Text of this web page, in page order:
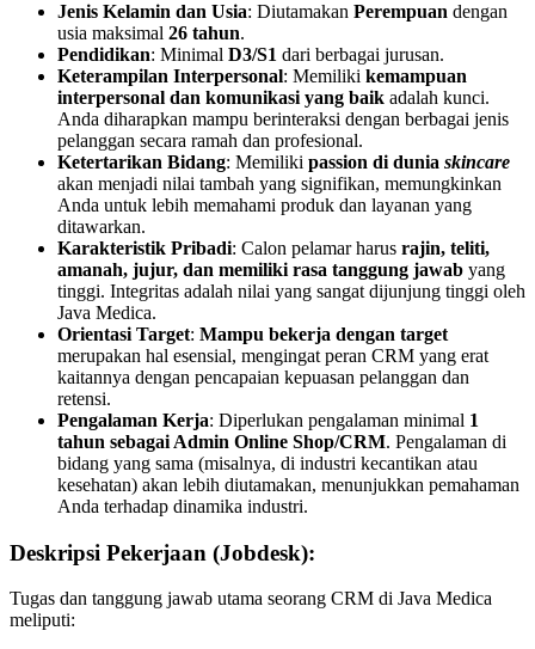
Jenis Kelamin dan Usia: Diutamakan Perempuan dengan
usia maksimal 26 tahun.
Pendidikan: Minimal D3/S1 dari berbagai jurusan.
Keterampilan Interpersonal: Memiliki kemampuan
interpersonal dan komunikasi yang baik adalah kunci.
Anda diharapkan mampu berinteraksi dengan berbagai jenis
pelanggan secara ramah dan profesional.
Ketertarikan Bidang: Memiliki passion di dunia skincare
akan menjadi nilai tambah yang signifikan, memungkinkan
Anda untuk lebih memahami produk dan layanan yang
ditawarkan.
Karakteristik Pribadi: Calon pelamar harus rajin, teliti,
amanah, jujur, dan memiliki rasa tanggung jawab yang
tinggi. Integritas adalah nilai yang sangat dijunjung tinggi oleh
Java Medica.
Orientasi Target: Mampu bekerja dengan target
merupakan hal esensial, mengingat peran CRM yang erat
kaitannya dengan pencapaian kepuasan pelanggan dan
retensi.
Pengalaman Kerja: Diperlukan pengalaman minimal 1
tahun sebagai Admin Online Shop/CRM. Pengalaman di
bidang yang sama (misalnya, di industri kecantikan atau
kesehatan) akan lebih diutamakan, menunjukkan pemahaman
Anda terhadap dinamika industri.
Deskripsi Pekerjaan (Jobdesk):
Tugas dan tanggung jawab utama seorang CRM di Java Medica
meliputi: